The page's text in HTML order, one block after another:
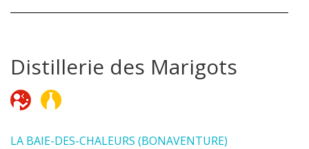
Distillerie des Marigots
LA BAIE-DES-CHALEURS (BONAVENTURE)